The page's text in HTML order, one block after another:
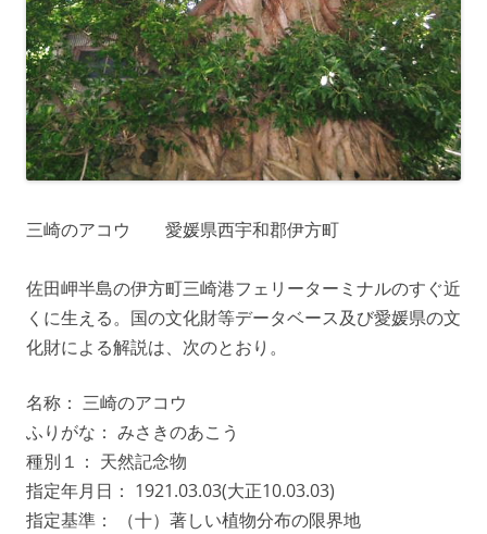
三崎のアコウ 愛媛県西宇和郡伊方町
佐田岬半島の伊方町三崎港フェリーターミナルのすぐ近
くに生える。国の文化財等データベース及び愛媛県の文
化財による解説は、次のとおり。
名称： 三崎のアコウ
ふりがな： みさきのあこう
種別１： 天然記念物
指定年月日： 1921.03.03(大正10.03.03)
指定基準： （十）著しい植物分布の限界地